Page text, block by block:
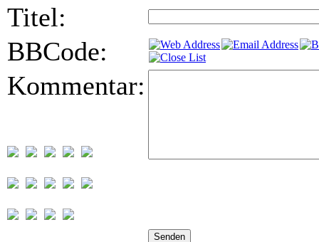
Titel:
BBCode:
Kommentar: